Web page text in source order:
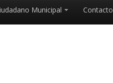
Municipal Contacto